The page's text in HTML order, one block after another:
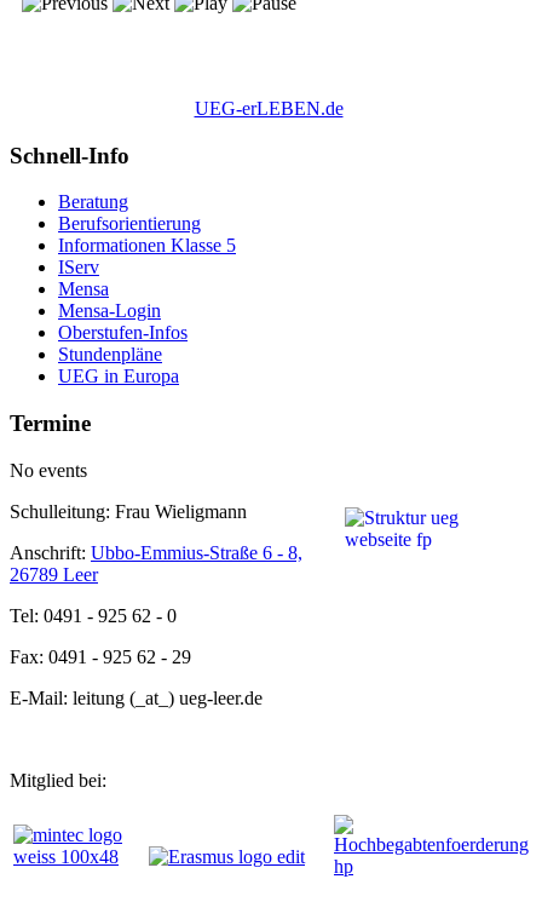
UEG-erLEBEN.de
Schnell-Info
Beratung
Berufsorientierung
Informationen Klasse 5
IServ
Mensa
Mensa-Login
Oberstufen-Infos
Stundenpläne
UEG in Europa
Termine
No events
Schulleitung: Frau Wieligmann
Anschrift: Ubbo-Emmius-Straße 6 - 8,
26789 Leer
Tel: 0491 - 925 62 - 0
Fax: 0491 - 925 62 - 29
E-Mail: leitung (_at_) ueg-leer.de
Mitglied bei: